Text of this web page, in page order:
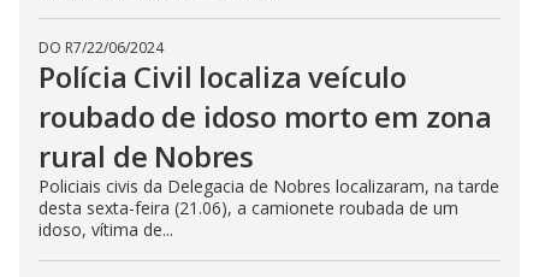
DO R7/22/06/2024
Polícia Civil localiza veículo
roubado de idoso morto em zona
rural de Nobres
Policiais civis da Delegacia de Nobres localizaram, na tarde
desta sexta-feira (21.06), a camionete roubada de um
idoso, vítima de...